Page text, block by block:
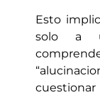
Esto
solo a